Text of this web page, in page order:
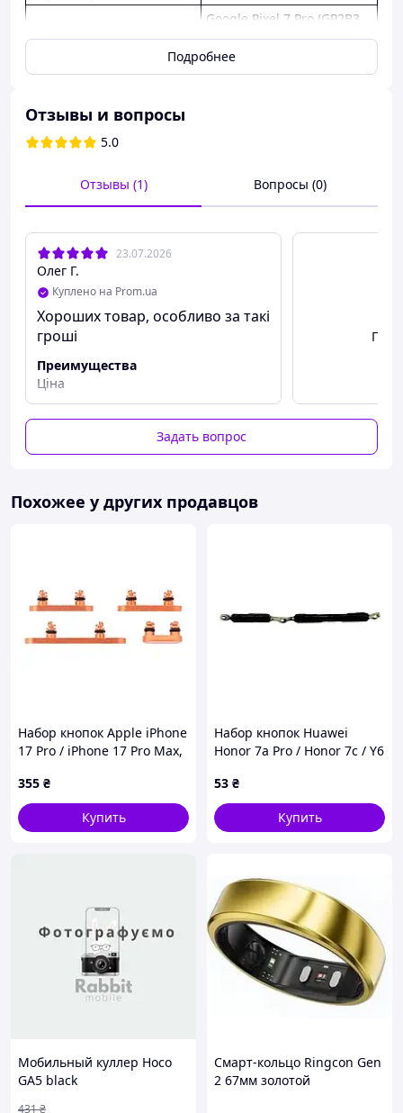
Google Pixel 7 Pro (GP2B3,
GE2AE)
Цвет
White / Snow (белый с
Материал
алюминий (Metal)
Тип запчасти
(Outer Buttons)
Стан
Подробнее
Отзывы и вопросы
5.0
Отзывы (1) Вопросы (0)
23.07.2026
Олег Г.
Куплено на Prom.ua
Хороших товар, особливо за такі
гроші
Преимущества
Ціна
Задать вопрос
Похожее у других продавцов
Набор кнопок Apple iPhone
17 Pro / iPhone 17 Pro Max,
355 ₴
Купить
Набор кнопок Huawei
Honor 7a Pro / Honor 7c / Y6
Черный
53 ₴
Купить
Мобильный куллер Hoco
GA5 black
431₴
Смарт-кольцо Ringcon Gen
2 67мм золотой